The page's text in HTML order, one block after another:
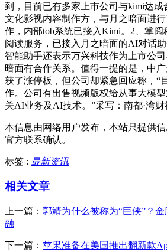
到，目前已有多家上市公司与kimi达成
文化影视内容制作方，与月之暗面进
作，内部tob系统已接入Kimi。2、掌
阅读服务，已接入月之暗面的AI对话
智能助手还表示万兴科技作为上市公
暗面有合作关系。值得一提的是，中
获了涨停板，但公司却紧急回应称，“
作。公司有出售视频版权给从事大模
关AI业务及AI技术。”采写：南都·湾
本信息由网络用户发布， 本站只提供
官方联系确认。
标签 : 最新资讯
相关文章
上一篇： 郭靖为什么被称为“巨侠”？
融
下一篇： 苹果准备在美国推出翻新款